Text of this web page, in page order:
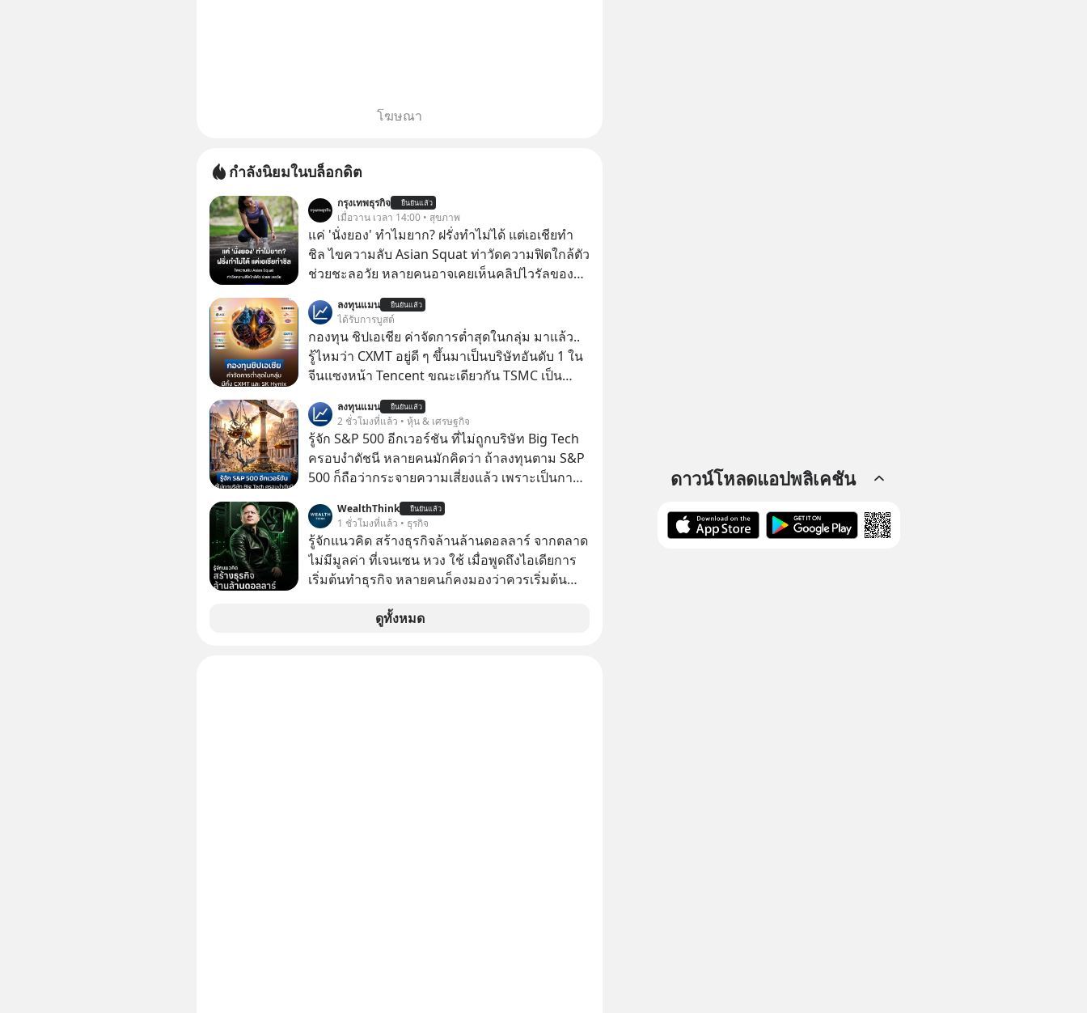
โฆษณา
กำลังนิยมในบล็อกดิต
กรุงเทพธุรกิจ ยืนยันแล้ว
เมื่อวาน เวลา 14:00 • สุขภาพ
แค่ 'นั่งยอง' ทำไมยาก? ฝรั่งทำไม่ได้ แต่เอเชียทำ
ชิล ไขความลับ Asian Squat ท่าวัดความฟิตใกล้ตัว
ช่วยชะลอวัย หลายคนอาจเคยเห็นคลิปไวรัลของ
นั่งยองแบบคนเอเชีย แต่สุดท้ายก็เสียการทรงตัว ล้ม
หงายหลัง หรือไม่ก็ต้องยกส้นเท้าขึ้น เพราะไม่
สามารถนั่งค้างในท่านั้นได้
ลงทุนแมน ยืนยันแล้ว
ได้รับการบูสต์
กองทุน ชิปเอเชีย ค่าจัดการต่ำสุดในกลุ่ม มาแล้ว..
รู้ไหมว่า CXMT อยู่ดี ๆ ขึ้นมาเป็นบริษัทอันดับ 1 ใน
จีนแซงหน้า Tencent ขณะเดียวกัน TSMC เป็น
ลงทุนแมน ยืนยันแล้ว
2 ชั่วโมงที่แล้ว • หุ้น & เศรษฐกิจ
รู้จัก S&P 500 อีกเวอร์ชัน ที่ไม่ถูกบริษัท Big Tech
ครอบงำดัชนี หลายคนมักคิดว่า ถ้าลงทุนตาม S&P
500 ก็ถือว่ากระจายความเสี่ยงแล้ว เพราะเป็นการ
WealthThink ยืนยันแล้ว
1 ชั่วโมงที่แล้ว • ธุรกิจ
รู้จักแนวคิด สร้างธุรกิจล้านล้านดอลลาร์ จากตลาด
ไม่มีมูลค่า ที่เจนเซน หวง ใช้ เมื่อพูดถึงไอเดียการ
เริ่มต้นทำธุรกิจ หลายคนก็คงมองว่าควรเริ่มต้นทำ
ดูทั้งหมด
ดาวน์โหลดแอปพลิเคชัน